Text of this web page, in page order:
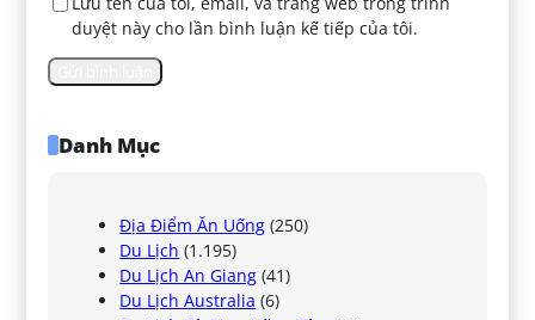
duyệt này cho lần bình luận kế tiếp của tôi.
Danh Mục
Địa Điểm Ăn Uống (250)
Du Lịch (1.195)
Du Lịch An Giang (41)
Du Lịch Australia (6)